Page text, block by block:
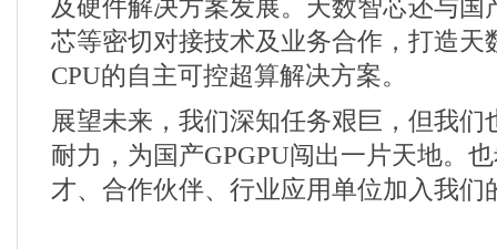
及硬件解决方案发展。天数智芯还与国
芯等密切对接技术及业务合作，打造天
CPU的自主可控超算解决方案。
展望未来，我们深知任务艰巨，但我们
耐力，为国产GPGPU闯出一片天地。
才、合作伙伴、行业应用单位加入我们